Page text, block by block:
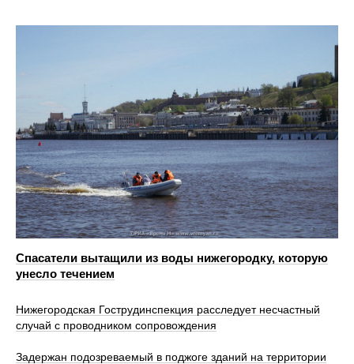
Спасатели вытащили из воды нижегородку, которую
унесло течением
Нижегородская Гострудинспекция расследует несчастный
случай с проводником сопровождения
Задержан подозреваемый в поджоге зданий на территории